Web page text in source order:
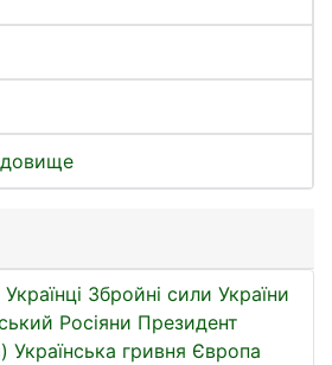
Українці Збройні сили України
Росіяни Президент
Українська гривня Європа